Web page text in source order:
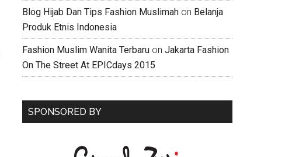
Blog Hijab Dan Tips Fashion Muslimah on Belanja
Produk Etnis Indonesia
Fashion Muslim Wanita Terbaru on Jakarta Fashion
On The Street At EPICdays 2015
SPONSORED BY